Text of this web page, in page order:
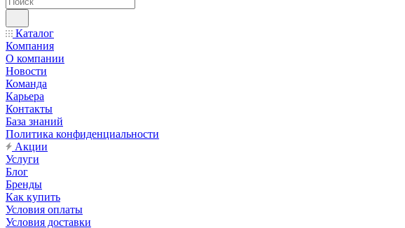
Каталог
Компания
О компании
Новости
Команда
Карьера
Контакты
База знаний
Политика конфиденциальности
Акции
Услуги
Блог
Бренды
Как купить
Условия оплаты
Условия доставки